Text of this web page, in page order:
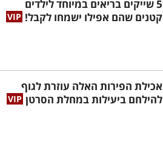
5 שייקים בריאים במיוחד לילדים
קטנים שהם אפילו ישמחו לקבל!
אכילת הפירות האלה עוזרת לגוף
להילחם ביעילות במחלת הסרטן